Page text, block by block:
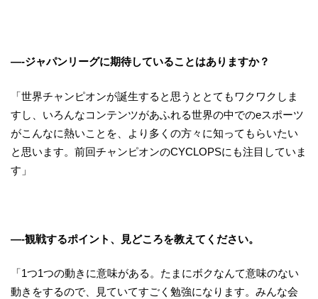
—-ジャパンリーグに期待していることはありますか？
「世界チャンピオンが誕生すると思うととてもワクワクしま
すし、いろんなコンテンツがあふれる世界の中でのeスポーツ
がこんなに熱いことを、より多くの方々に知ってもらいたい
と思います。前回チャンピオンのCYCLOPSにも注目していま
す」
—-観戦するポイント、見どころを教えてください。
「1つ1つの動きに意味がある。たまにボクなんて意味のない
動きをするので、見ていてすごく勉強になります。みんな会